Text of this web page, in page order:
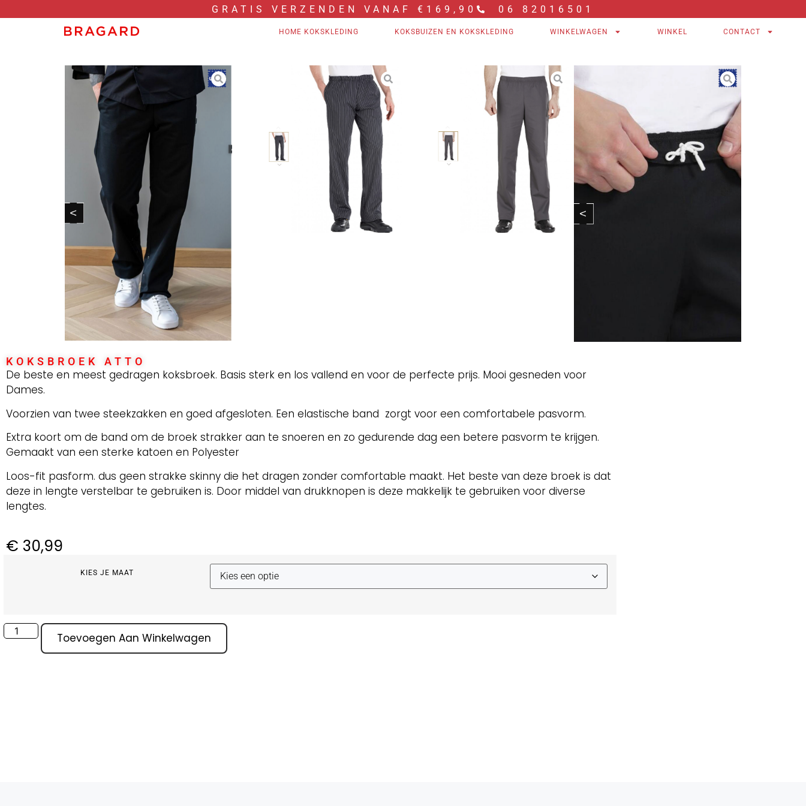
GRATIS VERZENDEN VANAF €169,90 06 82016501
HOME KOKSKLEDING KOKSBUIZEN EN KOKSKLEDING WINKELWAGEN WINKEL CONTACT
KOKSBROEK ATTO
De beste en meest gedragen koksbroek. Basis sterk en los vallend en voor de perfecte prijs. Mooi gesneden voor
Dames.
Voorzien van twee steekzakken en goed afgesloten. Een elastische band zorgt voor een comfortabele pasvorm.
Extra koort om de band om de broek strakker aan te snoeren en zo gedurende dag een betere pasvorm te krijgen.
Gemaakt van een sterke katoen en Polyester
Loos-fit pasform. dus geen strakke skinny die het dragen zonder comfortable maakt. Het beste van deze broek is dat
deze in lengte verstelbar te gebruiken is. Door middel van drukknopen is deze makkelijk te gebruiken voor diverse
lengtes.
€ 30,99
KIES JE MAAT
Toevoegen Aan Winkelwagen